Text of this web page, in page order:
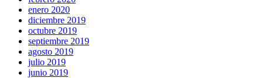
enero 2020
diciembre 2019
octubre 2019
septiembre 2019
agosto 2019
julio 2019
junio 2019